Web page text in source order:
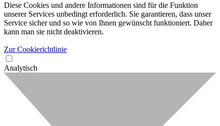
Diese Cookies und andere Informationen sind für die Funktion
unserer Services unbedingt erforderlich. Sie garantieren, dass unser
Service sicher und so wie von Ihnen gewünscht funktioniert. Daher
kann man sie nicht deaktivieren.
Zur Cookierichtlinie
Analytisch